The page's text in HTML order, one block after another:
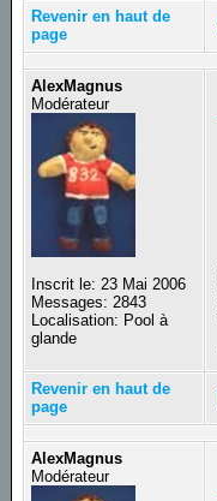
Revenir en haut de
page
AlexMagnus
Modérateur
Inscrit le: 23 Mai 2006
Messages: 2843
Localisation: Pool à
glande
Revenir en haut de
page
AlexMagnus
Modérateur